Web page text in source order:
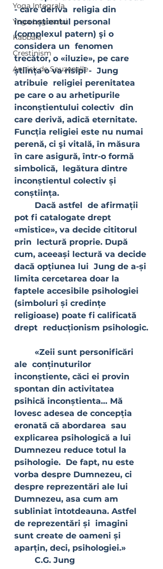
Yoga Integrala
Yoga Logosului
Kabbala
Crestinism
Annick de Souzenelle
- care deriva  religia din
inconștientul personal
(complexul patern) şi o
considera un  fenomen
trecător, o «iluzie», pe care
știința o va risipi -  Jung
atribuie  religiei perenitatea
pe care o au arhetipurile
inconștientului colectiv  din
care derivă, adică eternitate.
Funcția religiei este nu numai
perenă, ci şi vitală, în măsura
în care asigură, într-o formă
simbolică,  legătura dintre
inconștientul colectiv și
conștiința.
pot fi catalogate drept
«mistice», va decide cititorul
prin  lectură proprie. După
cum, aceeași lectură va decide
dacă opțiunea lui  Jung de a-și
limita cercetarea doar la
faptele accesibile psihologiei
(simboluri și credințe
religioase) poate fi calificată
drept  reducționism psihologic.
ale  conținuturilor
inconștiente, căci ei provin
spontan din activitatea
psihică inconștienta… Mă
lovesc adesea de concepția
eronată că abordarea  sau
explicarea psihologică a lui
Dumnezeu reduce totul la
psihologie.  De fapt, nu este
vorba despre Dumnezeu, ci
despre reprezentări ale lui
Dumnezeu, asa cum am
subliniat întotdeauna. Astfel
de reprezentări și  imagini
sunt create de oameni și
aparțin, deci, psihologiei.»
	C.G. Jung